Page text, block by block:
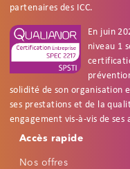
partenaires des ICC.
En juin
niveau 1
solidité de son organisation
ses prestations et de la
engagement vis-à-vis de ses
Footer
Accès rapide
Nos offres
Accessibilité